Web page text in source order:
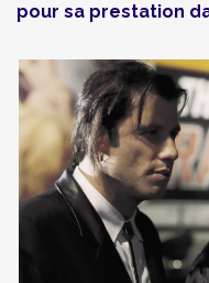
pour sa prestation